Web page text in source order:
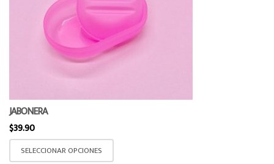
JABONERA
$39.90
SELECCIONAR OPCIONES
Este
producto